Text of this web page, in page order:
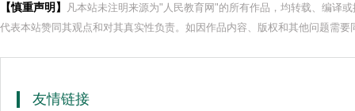
【慎重声明】
凡本站未注明来源为"人民教育网"的所有作品，均转载、编译
代表本站赞同其观点和对其真实性负责。如因作品内容、版权和其他问题需
友情链接